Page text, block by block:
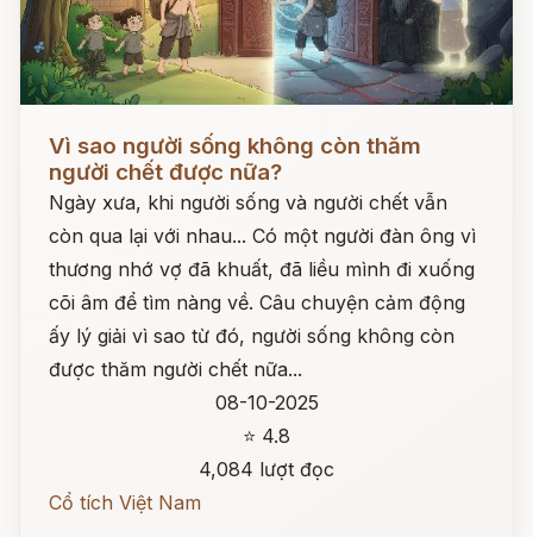
Vì sao người sống không còn thăm
người chết được nữa?
Ngày xưa, khi người sống và người chết vẫn
còn qua lại với nhau... Có một người đàn ông vì
thương nhớ vợ đã khuất, đã liều mình đi xuống
cõi âm để tìm nàng về. Câu chuyện cảm động
ấy lý giải vì sao từ đó, người sống không còn
được thăm người chết nữa...
08-10-2025
⭐ 4.8
4,084 lượt đọc
Cổ tích Việt Nam